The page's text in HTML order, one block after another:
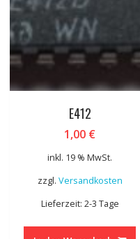
E412
1,00 €
inkl. 19 % MwSt.
zzgl. Versandkosten
Lieferzeit: 2-3 Tage